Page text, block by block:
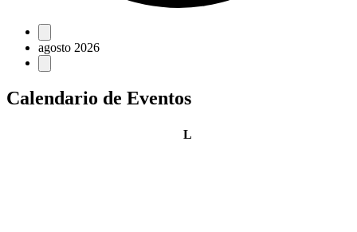
Eventos
agosto 2026
Calendario de Eventos
Llunes